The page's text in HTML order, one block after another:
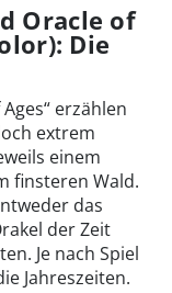
Oracle of
Die
erzählen
extrem
einem
finsteren Wald.
das
der Zeit
Je nach Spiel
Jahreszeiten.